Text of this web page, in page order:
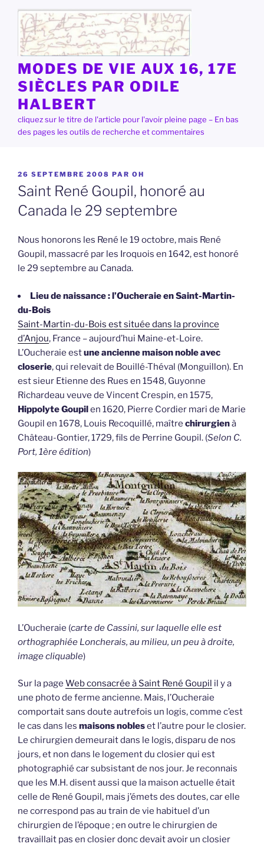
contenu
principal
MODES DE VIE AUX 16, 17E
SIÈCLES PAR ODILE
HALBERT
cliquez sur le titre de l'article pour l'avoir pleine page – En bas
des pages les outils de recherche et commentaires
PUBLIÉ
LE
26 SEPTEMBRE 2008 PAR OH
Saint René Goupil, honoré au
Canada le 29 septembre
Nous honorons les René le 19 octobre, mais René
Goupil, massacré par les Iroquois en 1642, est honoré
le 29 septembre au Canada.
Lieu de naissance : l’Oucheraie en Saint-Martin-
du-Bois
Saint-Martin-du-Bois est située dans la province
d’Anjou, France – aujourd’hui Maine-et-Loire.
L’Oucheraie estune ancienne maison noble avec
closerie, qui relevait de Bouillé-Théval (Monguillon). En
est sieur Etienne des Rues en 1548, Guyonne
Richardeau veuve de Vincent Crespin, en 1575,
Hippolyte Goupilen 1620, Pierre Cordier mari de Marie
Goupil en 1678, Louis Recoquillé, maître chirurgienà
Château-Gontier, 1729, fils de Perrine Goupil. (Selon C.
Port, 1ère édition)
L’Oucheraie (carte de Cassini, sur laquelle elle est
orthographiée Loncherais, au milieu, un peu à droite,
image cliquable)
Sur la page Web consacrée à Saint René Goupil il y a
une photo de ferme ancienne. Mais, l’Oucheraie
comportait sans doute autrefois un logis, comme c’est
le cas dans les maisons nobleset l’autre pour le closier.
Le chirurgien demeurait dans le logis, disparu de nos
jours, et non dans le logement du closier qui est
photographié car subsistant de nos jour. Je reconnais
que les M.H. disent aussi que la maison actuelle était
celle de René Goupil, mais j’émets des doutes, car elle
ne correspond pas au train de vie habituel d’un
chirurgien de l’époque ; en outre le chirurgien de
travaillait pas en closier donc devait avoir un closier